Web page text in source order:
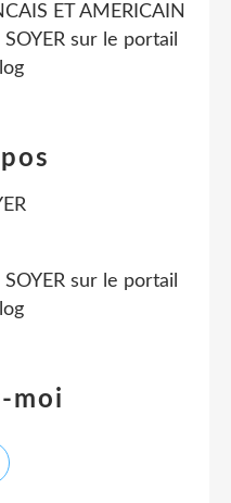
ET AMERICAIN
SOYER sur le portail
moi
SOYER sur le portail